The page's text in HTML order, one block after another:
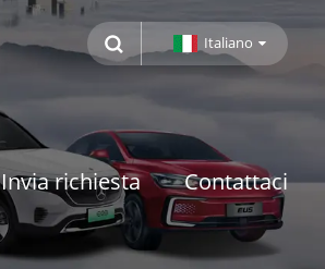
Italiano
Invia richiesta Contattaci